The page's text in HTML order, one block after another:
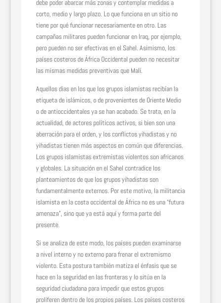
debe poder abarcar más zonas y contemplar medidas a
corto, medio y largo plazo. Lo que funciona en un sitio no
tiene por qué funcionar necesariamente en otro. Las
campañas militares pueden funcionar en Iraq, por ejemplo,
pero pueden no ser efectivas en el Sahel. Asimismo, los
países costeros de África Occidental pueden no necesitar
las mismas medidas preventivas que Malí.
Aquellos días en los que los grupos islamistas recibían la
etiqueta de islámicos, o de provenientes de Oriente Medio
o de antioccidentales ya se han acabado. Se trata, en la
actualidad, de actores políticos activos, si bien son una
aberración para el orden, y los conflictos yihadistas y no
yihadistas tienen más aspectos en común que diferencias.
Los grupos islamistas extremistas violentos son africanos
y globales. La situación en el Sahel contradice los
planteamientos de que los grupos yihadistas son
fundamentalmente externos. Por este motivo, la militancia
islamista en la costa occidental de África no es una “futura
amenaza”, sino que ya está aquí y forma parte del
presente.
Si se analiza de este modo, los países pueden examinarse
a nivel interno y no externo para frenar el extremismo
violento. Esta postura también matiza el énfasis que se
hace en la seguridad en las fronteras y lo sitúa en la
seguridad ciudadana para impedir que estos grupos
proliferen dentro de los propios países. Los países costeros